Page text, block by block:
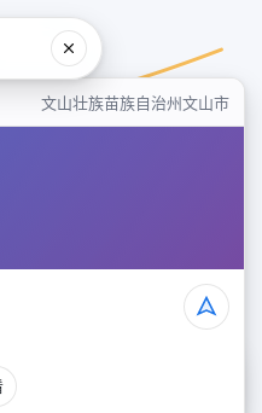
文山壮族苗族自治州文山市